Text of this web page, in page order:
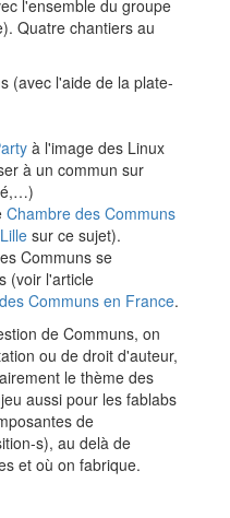
l'ensemble du groupe
Quatre chantiers au
(avec l'aide de la plate-
à l'image des Linux
à un commun sur
Chambre des Communs
Lillesur ce sujet).
Communs se
(voir l'article
Communs en France.
de Communs, on
ou de droit d'auteur,
le thème des
aussi pour les fablabs
de
s), au delà de
et où on fabrique.